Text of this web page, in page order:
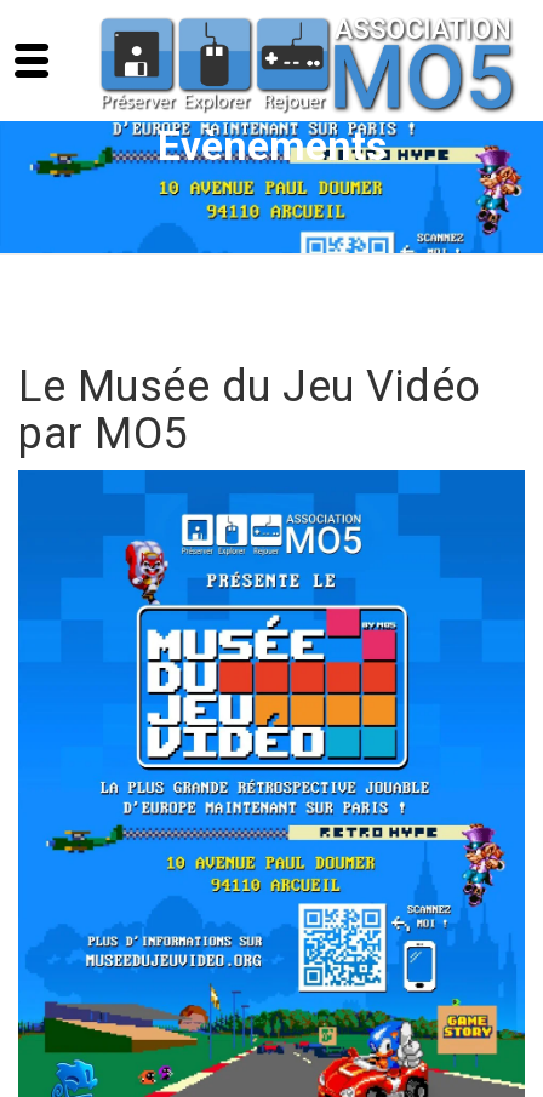
Evènements
Le Musée du Jeu Vidéo
par MO5